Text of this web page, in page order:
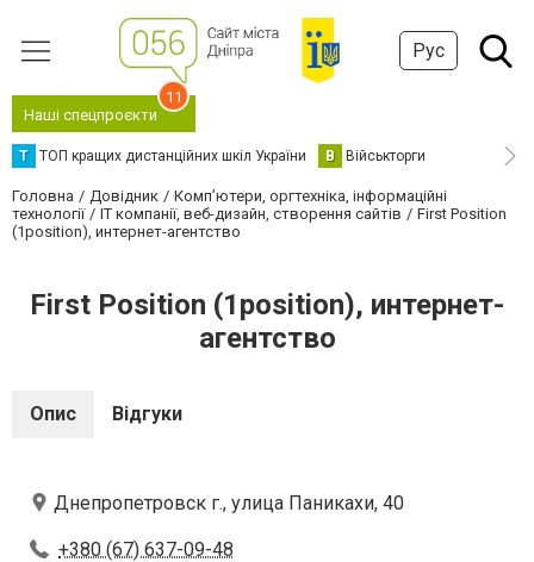
Рус
Наші спецпроєкти
11
Т ТОП кращих дистанційних шкіл України В Військторги
Головна Довідник
Комп’ютери, оргтехніка, інформаційні
технології
IT компанії, веб-дизайн, створення сайтів
First Position
(1position), интернет-агентство
First Position (1position), интернет-
агентство
Опис Відгуки
Днепропетровск г., улица Паникахи, 40
+380 (67) 637-09-48